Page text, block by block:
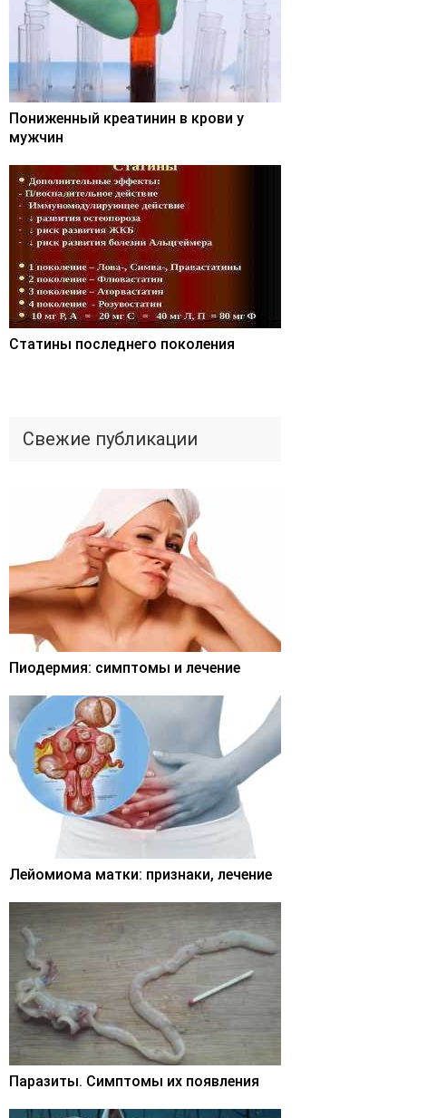
Пониженный креатинин в крови у
мужчин
Статины последнего поколения
Свежие публикации
Пиодермия: симптомы и лечение
Лейомиома матки: признаки, лечение
Паразиты. Симптомы их появления